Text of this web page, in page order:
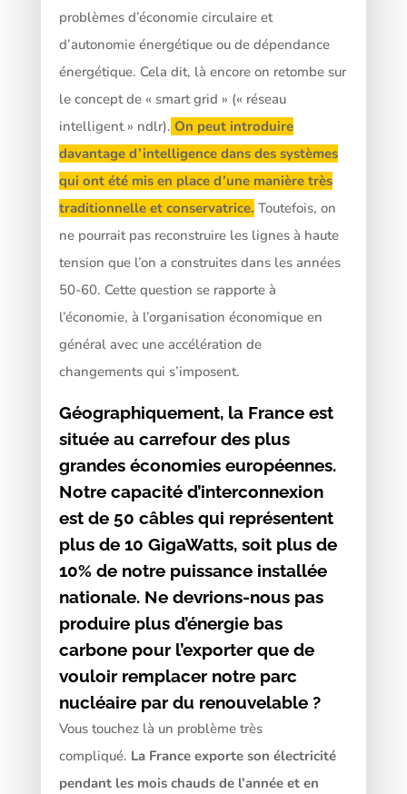
problèmes d’économie circulaire et
d’autonomie énergétique ou de dépendance
énergétique. Cela dit, là encore on retombe sur
le concept de « smart grid » (« réseau
intelligent » ndlr). On peut introduire
davantage d’intelligence dans des systèmes
qui ont été mis en place d’une manière très
traditionnelle et conservatrice. Toutefois, on
ne pourrait pas reconstruire les lignes à haute
tension que l’on a construites dans les années
50-60. Cette question se rapporte à
l’économie, à l’organisation économique en
général avec une accélération de
changements qui s’imposent.
Géographiquement, la France est
située au carrefour des plus
grandes économies européennes.
Notre capacité d’interconnexion
est de 50 câbles qui représentent
plus de 10 GigaWatts, soit plus de
10% de notre puissance installée
nationale. Ne devrions-nous pas
produire plus d’énergie bas
carbone pour l’exporter que de
vouloir remplacer notre parc
nucléaire par du renouvelable ?
Vous touchez là un problème très
compliqué. La France exporte son électricité
pendant les mois chauds de l’année et en